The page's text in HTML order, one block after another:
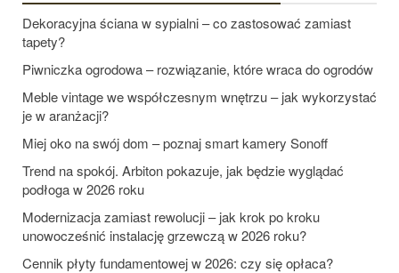
Dekoracyjna ściana w sypialni – co zastosować zamiast
tapety?
Piwniczka ogrodowa – rozwiązanie, które wraca do ogrodów
Meble vintage we współczesnym wnętrzu – jak wykorzystać
je w aranżacji?
Miej oko na swój dom – poznaj smart kamery Sonoff
Trend na spokój. Arbiton pokazuje, jak będzie wyglądać
podłoga w 2026 roku
Modernizacja zamiast rewolucji – jak krok po kroku
unowocześnić instalację grzewczą w 2026 roku?
Cennik płyty fundamentowej w 2026: czy się opłaca?